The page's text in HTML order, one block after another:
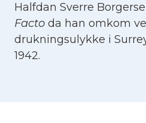
Halfdan Sverre
Facto da han omkom
drukningsulykke i
1942.